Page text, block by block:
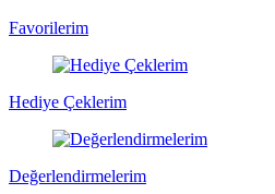
Favorilerim
Hediye Çeklerim
Değerlendirmelerim